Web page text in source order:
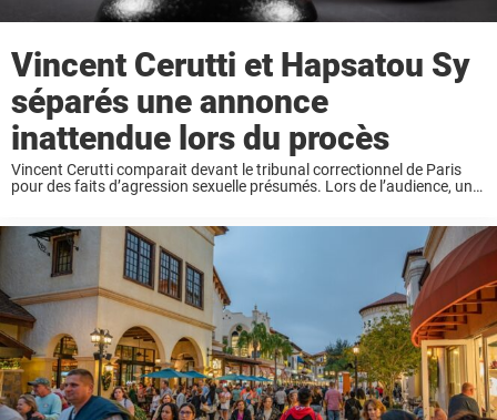
Vincent Cerutti et Hapsatou Sy
séparés une annonce
inattendue lors du procès
Vincent Cerutti comparait devant le tribunal correctionnel de Paris
pour des faits d’agression sexuelle présumés. Lors de l’audience, une